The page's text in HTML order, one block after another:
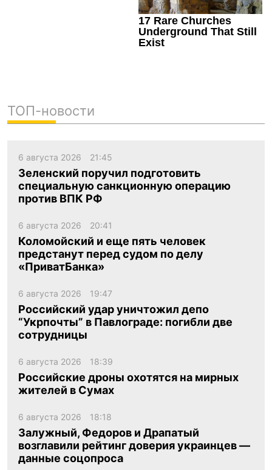
ТОП-новости
6 августа 2026 21:45
Зеленский поручил подготовить
специальную санкционную операцию
против ВПК РФ
6 августа 2026 20:41
Коломойский и еще пять человек
предстанут перед судом по делу
«ПриватБанка»
6 августа 2026 19:47
Российский удар уничтожил депо
“Укрпочты” в Павлограде: погибли две
сотрудницы
6 августа 2026 18:39
Российские дроны охотятся на мирных
жителей в Сумах
6 августа 2026 18:18
Залужный, Федоров и Драпатый
возглавили рейтинг доверия украинцев —
данные соцопроса